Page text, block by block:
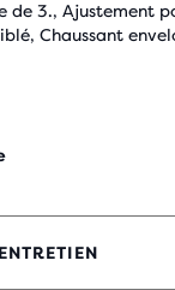
de 3., Ajustement
Chaussant